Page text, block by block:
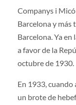
Companys i
Barcelona y más
Barcelona. Ya
a favor de la
octubre de 1930.
En 1933,
un brote de